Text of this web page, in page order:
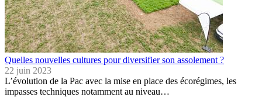
Quelles nouvelles cultures pour diversifier son assolement ?
22 juin 2023
L’évolution de la Pac avec la mise en place des écorégimes, les
impasses techniques notamment au niveau…